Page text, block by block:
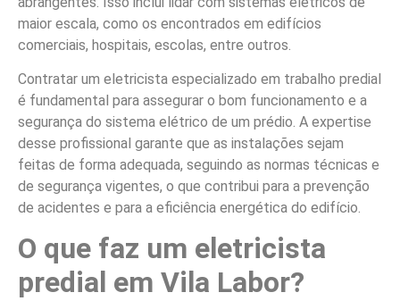
maior escala, como os encontrados em edifícios
comerciais, hospitais, escolas, entre outros.
Contratar um eletricista especializado em trabalho predial
é fundamental para assegurar o bom funcionamento e a
segurança do sistema elétrico de um prédio. A expertise
desse profissional garante que as instalações sejam
feitas de forma adequada, seguindo as normas técnicas e
de segurança vigentes, o que contribui para a prevenção
de acidentes e para a eficiência energética do edifício.
O que faz um eletricista
predial em Vila Labor?